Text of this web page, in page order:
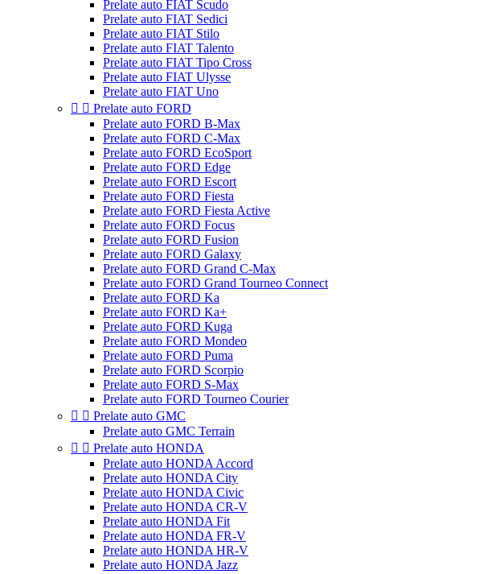
Prelate auto FIAT Scudo
Prelate auto FIAT Sedici
Prelate auto FIAT Stilo
Prelate auto FIAT Talento
Prelate auto FIAT Tipo Cross
Prelate auto FIAT Ulysse
Prelate auto FIAT Uno
  Prelate auto FORD
Prelate auto FORD B-Max
Prelate auto FORD C-Max
Prelate auto FORD EcoSport
Prelate auto FORD Edge
Prelate auto FORD Escort
Prelate auto FORD Fiesta
Prelate auto FORD Fiesta Active
Prelate auto FORD Focus
Prelate auto FORD Fusion
Prelate auto FORD Galaxy
Prelate auto FORD Grand C-Max
Prelate auto FORD Grand Tourneo Connect
Prelate auto FORD Ka
Prelate auto FORD Ka+
Prelate auto FORD Kuga
Prelate auto FORD Mondeo
Prelate auto FORD Puma
Prelate auto FORD Scorpio
Prelate auto FORD S-Max
Prelate auto FORD Tourneo Courier
  Prelate auto GMC
Prelate auto GMC Terrain
  Prelate auto HONDA
Prelate auto HONDA Accord
Prelate auto HONDA City
Prelate auto HONDA Civic
Prelate auto HONDA CR-V
Prelate auto HONDA Fit
Prelate auto HONDA FR-V
Prelate auto HONDA HR-V
Prelate auto HONDA Jazz